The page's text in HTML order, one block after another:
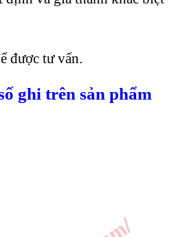
được tư vấn.
ghi trên sản phẩm